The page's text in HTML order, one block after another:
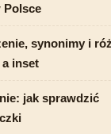
Polsce
synonimy i
inset
jak sprawdzić